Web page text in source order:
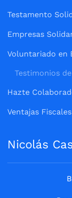
Testamento
Empresas
Voluntariado en
Testimonios
Hazte
Ventajas Fiscales
Nicolás